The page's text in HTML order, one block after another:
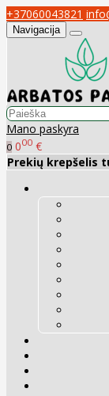
+37060043821
Navigacija
Mano paskyra
0 000 €
Prekių krepšelis